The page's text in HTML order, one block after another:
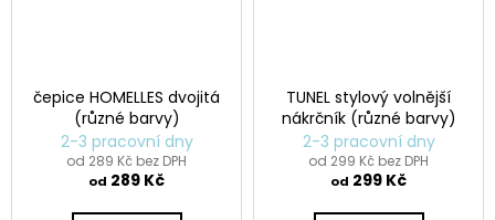
čepice HOMELLES dvojitá
(různé barvy)
2-3 pracovní dny
od 289 Kč bez DPH
od 289 Kč
TUNEL stylový volnější
nákrčník (různé barvy)
2-3 pracovní dny
od 299 Kč bez DPH
od 299 Kč